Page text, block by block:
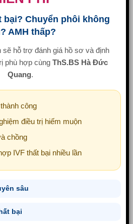
bại? Chuyển phôi không
AMH thấp?
sẽ hỗ trợ đánh giá hồ sơ và định
phù hợp cùng ThS.BS Hà Đức
Quang.
công
điều trị hiếm muộn
chồng
IVF thất bại nhiều lần
sâu
bại